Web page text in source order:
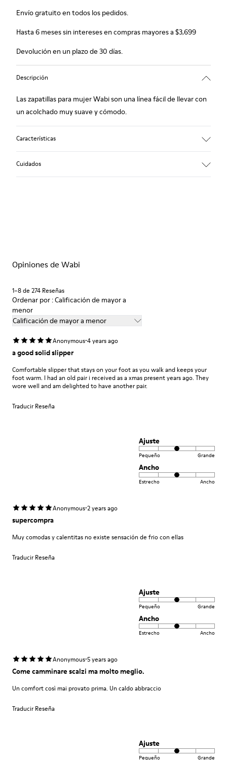
Envío gratuito en todos los pedidos.
Hasta 6 meses sin intereses en compras mayores a $3,699
Devolución en un plazo de 30 días.
Descripción
Las zapatillas para mujer Wabi son una línea fácil de llevar con
un acolchado muy suave y cómodo.
Características
Cuidados
Si deseas obtener información detallada sobre cómo cuidar de
Opiniones de Wabi
1–8 de 274 Reseñas
Ordenar por : Calificación de mayor a
menor
Calificación de mayor a menor
Anonymous·4 years ago
a good solid slipper
Comfortable slipper that stays on your foot as you walk and keeps your
foot warm. I had an old pair i received as a xmas present years ago. They
wore well and am delighted to have another pair.
Traducir Reseña
Ajuste
Pequeño Grande
Ancho
Estrecho Ancho
Anonymous·2 years ago
supercompra
Muy comodas y calentitas no existe sensación de frio con ellas
Traducir Reseña
Ajuste
Pequeño Grande
Ancho
Estrecho Ancho
Anonymous·5 years ago
Come camminare scalzi ma molto meglio.
Un comfort così mai provato prima. Un caldo abbraccio
Traducir Reseña
Ajuste
Pequeño Grande